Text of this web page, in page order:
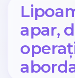
apar,